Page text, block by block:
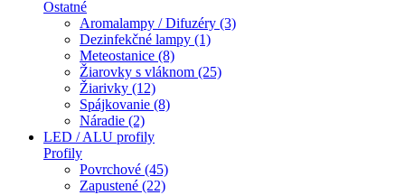
Ostatné
Aromalampy / Difuzéry (3)
Dezinfekčné lampy (1)
Meteostanice (8)
Žiarovky s vláknom (25)
Žiarivky (12)
Spájkovanie (8)
Náradie (2)
LED / ALU profily
Profily
Povrchové (45)
Zapustené (22)